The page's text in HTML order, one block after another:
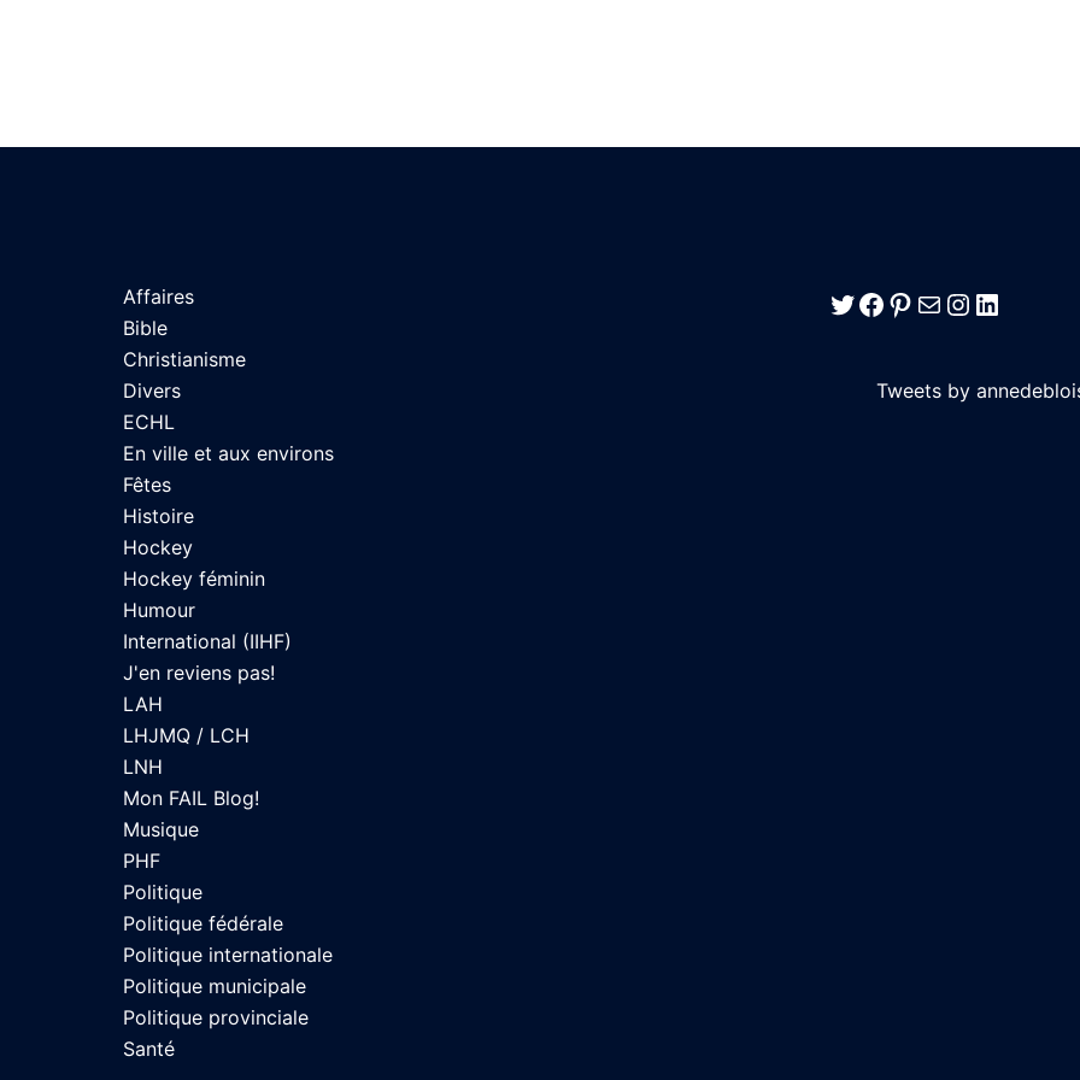
Affaires
Bible
Christianisme
Divers
ECHL
En ville et aux environs
Fêtes
Histoire
Hockey
Hockey féminin
Humour
International (IIHF)
J'en reviens pas!
LAH
LHJMQ / LCH
LNH
Mon FAIL Blog!
Musique
PHF
Politique
Politique fédérale
Politique internationale
Politique municipale
Politique provinciale
Santé
Twitter
Facebook
Pinterest
E-mailInstagram
LinkedIn
Tweets by